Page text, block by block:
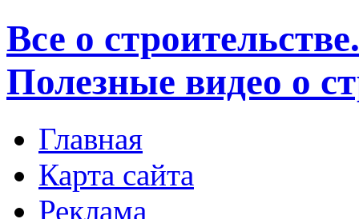
Все о
Полезные видео о
Главная
Карта сайта
Реклама